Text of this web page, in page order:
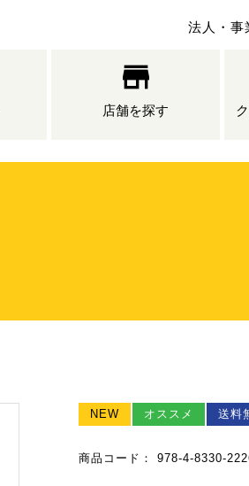
法人・事
店舗を探す
NEW オススメ 送料
商品コード： 978-4-8330-